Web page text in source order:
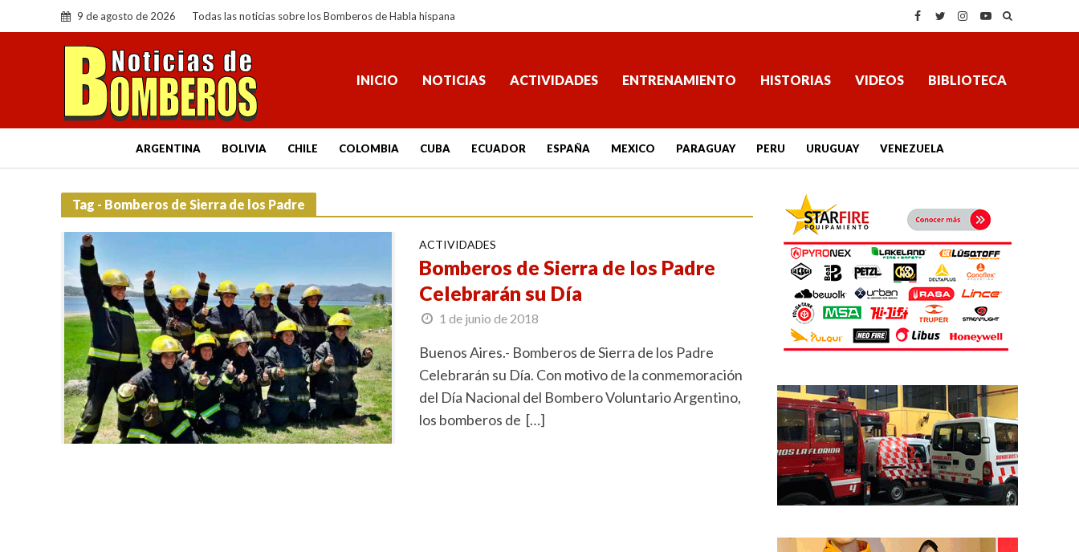
9 de agosto de 2026 Todas las noticias sobre los Bomberos de Habla hispana
INICIO NOTICIAS ACTIVIDADES ENTRENAMIENTO HISTORIAS VIDEOS BIBLIOTECA
ARGENTINA BOLIVIA CHILE COLOMBIA CUBA ECUADOR ESPAÑA MEXICO PARAGUAY PERU URUGUAY VENEZUELA
Tag - Bomberos de Sierra de los Padre
ACTIVIDADES
Bomberos de Sierra de los Padre
Celebrarán su Día
1 de junio de 2018
Buenos Aires.- Bomberos de Sierra de los Padre
Celebrarán su Día. Con motivo de la conmemoración
del Día Nacional del Bombero Voluntario Argentino,
los bomberos de […]